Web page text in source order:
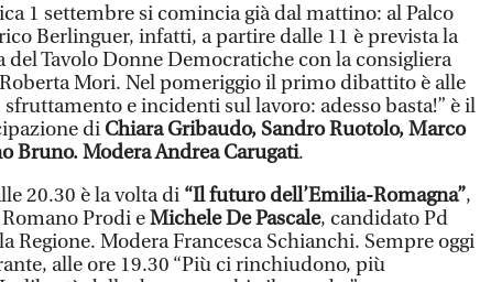
1 settembre si comincia già dal mattino: al Palco
Berlinguer, infatti, a partire dalle 11 è prevista la
del Tavolo Donne Democratiche con la consigliera
Mori. Nel pomeriggio il primo dibattito è alle
sfruttamento e incidenti sul lavoro: adesso basta!” è il
di Chiara Gribaudo, Sandro Ruotolo, Marco
Bruno. Modera Andrea Carugati.
20.30 è la volta di “Il futuro dell’Emilia-Romagna”,
Prodi eMichele De Pascale, candidato Pd
Regione. Modera Francesca Schianchi. Sempre oggi
alle ore 19.30 “Più ci rinchiudono, più